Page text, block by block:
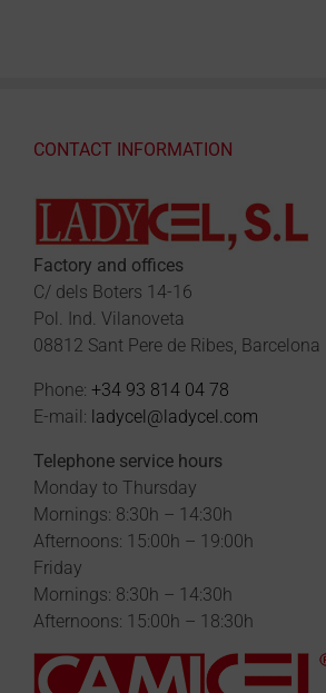
CONTACT INFORMATION
Factory and offices
C/ dels Boters 14-16
Pol. Ind. Vilanoveta
08812 Sant Pere de Ribes, Barcelona
Phone: +34 93 814 04 78
E-mail: ladycel@ladycel.com
Telephone service hours
Monday to Thursday
Mornings: 8:30h – 14:30h
Afternoons: 15:00h – 19:00h
Friday
Mornings: 8:30h – 14:30h
Afternoons: 15:00h – 18:30h